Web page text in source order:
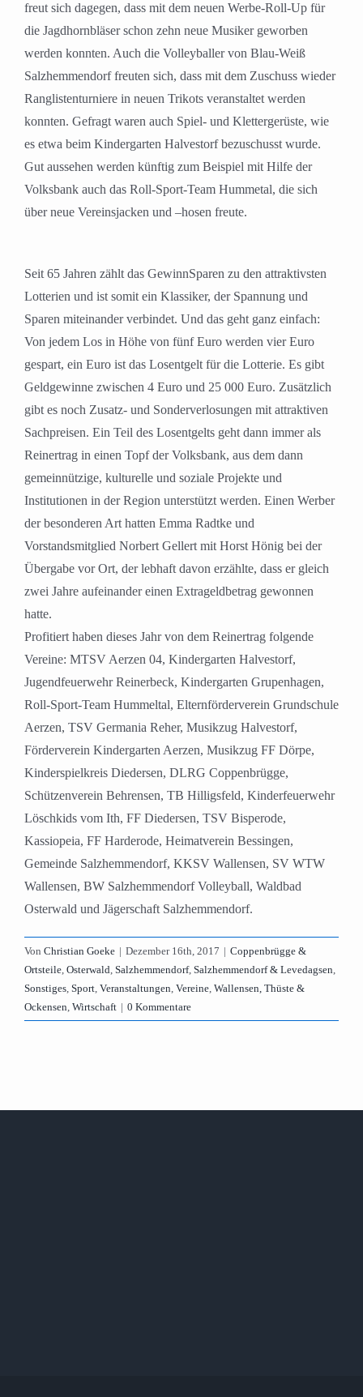
freut sich dagegen, dass mit dem neuen Werbe-Roll-Up für
die Jagdhornbläser schon zehn neue Musiker geworben
werden konnten. Auch die Volleyballer von Blau-Weiß
Salzhemmendorf freuten sich, dass mit dem Zuschuss wieder
Ranglistenturniere in neuen Trikots veranstaltet werden
konnten. Gefragt waren auch Spiel- und Klettergerüste, wie
es etwa beim Kindergarten Halvestorf bezuschusst wurde.
Gut aussehen werden künftig zum Beispiel mit Hilfe der
Volksbank auch das Roll-Sport-Team Hummetal, die sich
über neue Vereinsjacken und –hosen freute.
Seit 65 Jahren zählt das GewinnSparen zu den attraktivsten
Lotterien und ist somit ein Klassiker, der Spannung und
Sparen miteinander verbindet. Und das geht ganz einfach:
Von jedem Los in Höhe von fünf Euro werden vier Euro
gespart, ein Euro ist das Losentgelt für die Lotterie. Es gibt
Geldgewinne zwischen 4 Euro und 25 000 Euro. Zusätzlich
gibt es noch Zusatz- und Sonderverlosungen mit attraktiven
Sachpreisen. Ein Teil des Losentgelts geht dann immer als
Reinertrag in einen Topf der Volksbank, aus dem dann
gemeinnützige, kulturelle und soziale Projekte und
Institutionen in der Region unterstützt werden. Einen Werber
der besonderen Art hatten Emma Radtke und
Vorstandsmitglied Norbert Gellert mit Horst Hönig bei der
Übergabe vor Ort, der lebhaft davon erzählte, dass er gleich
zwei Jahre aufeinander einen Extrageldbetrag gewonnen
hatte.
Profitiert haben dieses Jahr von dem Reinertrag folgende
Vereine: MTSV Aerzen 04, Kindergarten Halvestorf,
Jugendfeuerwehr Reinerbeck, Kindergarten Grupenhagen,
Roll-Sport-Team Hummeltal, Elternförderverein Grundschule
Aerzen, TSV Germania Reher, Musikzug Halvestorf,
Förderverein Kindergarten Aerzen, Musikzug FF Dörpe,
Kinderspielkreis Diedersen, DLRG Coppenbrügge,
Schützenverein Behrensen, TB Hilligsfeld, Kinderfeuerwehr
Löschkids vom Ith, FF Diedersen, TSV Bisperode,
Kassiopeia, FF Harderode, Heimatverein Bessingen,
Gemeinde Salzhemmendorf, KKSV Wallensen, SV WTW
Wallensen, BW Salzhemmendorf Volleyball, Waldbad
Osterwald und Jägerschaft Salzhemmendorf.
Von Christian Goeke | Dezember 16th, 2017 | Coppenbrügge &
Ortsteile, Osterwald, Salzhemmendorf, Salzhemmendorf & Levedagsen,
Sonstiges, Sport, Veranstaltungen, Vereine, Wallensen, Thüste &
Ockensen, Wirtschaft | 0 Kommentare